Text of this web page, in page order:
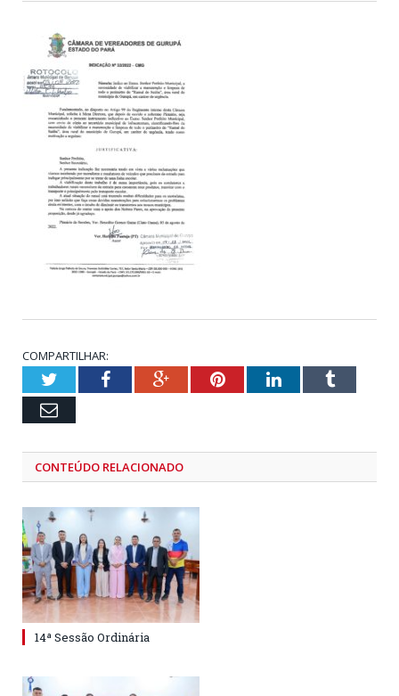
COMPARTILHAR:
TwitterFacebookGoogle+PinterestLinkedInTumblr
Email
CONTEÚDO RELACIONADO
14ª Sessão Ordinária